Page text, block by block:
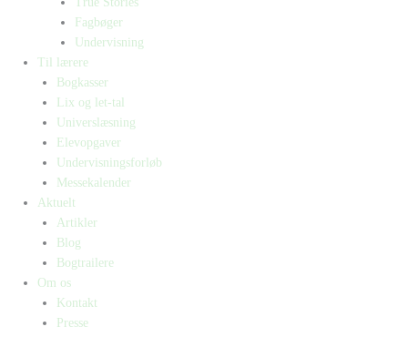
Fagbøger
Undervisning
Til lærere
Bogkasser
Lix og let-tal
Universlæsning
Elevopgaver
Undervisningsforløb
Messekalender
Aktuelt
Artikler
Blog
Bogtrailere
Om os
Kontakt
Presse